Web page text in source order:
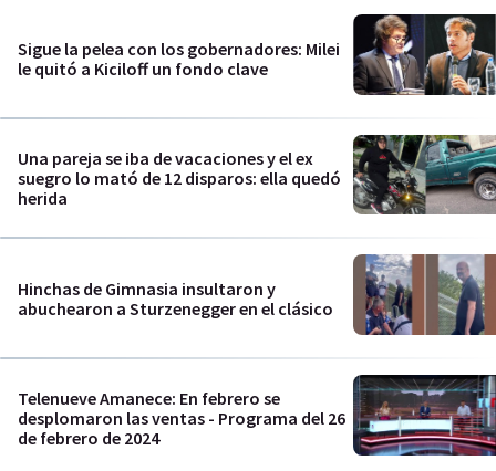
Sigue la pelea con los gobernadores: Milei
le quitó a Kiciloff un fondo clave
Una pareja se iba de vacaciones y el ex
suegro lo mató de 12 disparos: ella quedó
herida
Hinchas de Gimnasia insultaron y
abuchearon a Sturzenegger en el clásico
Telenueve Amanece: En febrero se
desplomaron las ventas - Programa del 26
de febrero de 2024